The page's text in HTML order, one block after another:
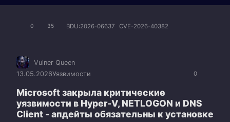
0 35 BDU:2026-06637 CVE-2026-40382
0
Vulner Queen
13.05.2026Уязвимости
Microsoft закрыла критические
уязвимости в Hyper-V, NETLOGON и DNS
Client - апдейты обязательны к установке